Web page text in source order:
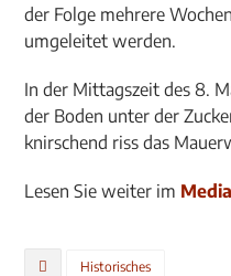
der Folge mehrere
umgeleitet werden.
In der Mittagszeit des 8.
der Boden unter der
knirschend riss das
Lesen Sie weiter im
Historisches